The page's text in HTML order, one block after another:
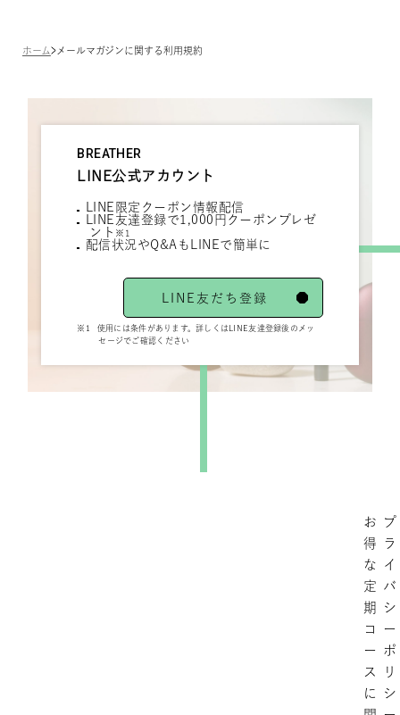
ホーム メールマガジンに関する利用規約
BREATHER
LINE公式アカウント
LINE限定クーポン情報配信
LINE友達登録で1,000円クーポンプレゼ
ント ※1
配信状況やQ&AもLINEで簡単に
LINE友だち登録
※1
使用には条件があります。詳しくはLINE友達登録後のメッ
セージでご確認ください
お
得
な
定
期
コ
ー
ス
に
プ
ラ
イ
バ
シ
ー
ポ
リ
シ